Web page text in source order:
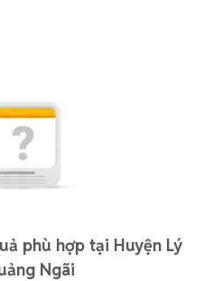
phù hợp tại Huyện Lý
Ngãi